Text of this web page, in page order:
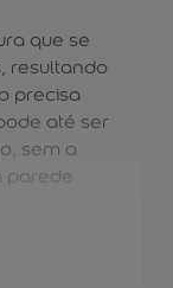
que se
resultando
precisa
até ser
sem a